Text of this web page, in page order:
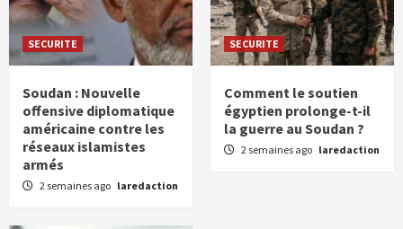
SECURITE
Soudan : Nouvelle
offensive diplomatique
américaine contre les
réseaux islamistes
armés
2 semaines ago laredaction
SECURITE
Comment le soutien
égyptien prolonge-t-il
la guerre au Soudan ?
2 semaines ago laredaction